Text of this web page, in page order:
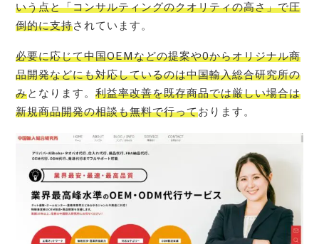
いう点と「コンサルティングのクオリティの高さ」で圧
倒的に支持されています。
必要に応じて中国OEMなどの提案や0からオリジナル商
品開発などにも対応しているのは中国輸入総合研究所の
みとなります。利益率改善を既存商品では厳しい場合は
新規商品開発の相談も無料で行っております。